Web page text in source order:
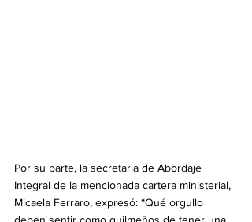
Por su parte, la secretaria de Abordaje
Integral de la mencionada cartera ministerial,
Micaela Ferraro, expresó: “Qué orgullo
deben sentir como quilmeños de tener una